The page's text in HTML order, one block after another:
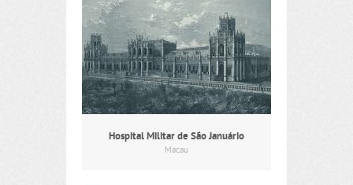
Hospital Militar de São Januário
Macau